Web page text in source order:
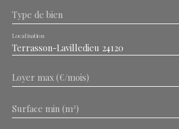
Type de bien
Terrasson-Lavilledieu 24120
Localisation
Loyer max (€/mois)
Surface min (m²)